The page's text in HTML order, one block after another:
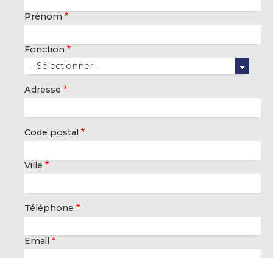
Prénom
Fonction
Adresse
Code postal
Ville
Téléphone
Email